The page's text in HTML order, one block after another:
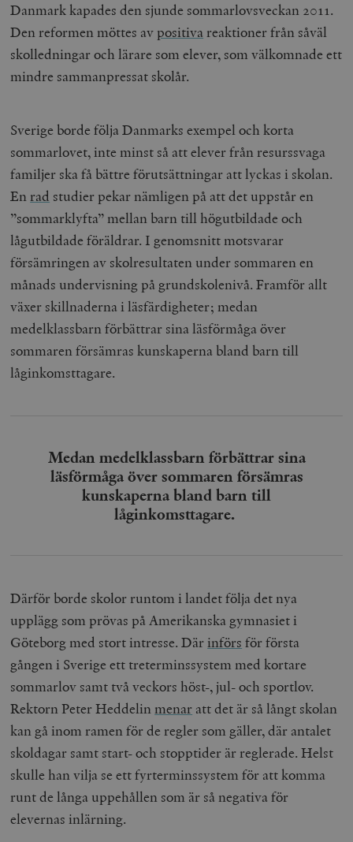
Danmark kapades den sjunde sommarlovsveckan 2011.
Den reformen möttes av positiva reaktioner från såväl
skolledningar och lärare som elever, som välkomnade ett
mindre sammanpressat skolår.
Sverige borde följa Danmarks exempel och korta
sommarlovet, inte minst så att elever från resurssvaga
familjer ska få bättre förutsättningar att lyckas i skolan.
Enrad studier pekar nämligen på att det uppstår en
”sommarklyfta” mellan barn till högutbildade och
lågutbildade föräldrar. I genomsnitt motsvarar
försämringen av skolresultaten under sommaren en
månads undervisning på grundskolenivå. Framför allt
växer skillnaderna i läsfärdigheter; medan
medelklassbarn förbättrar sina läsförmåga över
sommaren försämras kunskaperna bland barn till
låginkomsttagare.
Medan medelklassbarn förbättrar sina
läsförmåga över sommaren försämras
kunskaperna bland barn till
låginkomsttagare.
Därför borde skolor runtom i landet följa det nya
upplägg som prövas på Amerikanska gymnasiet i
Göteborg med stort intresse. Därinförs för första
gången i Sverige ett treterminssystem med kortare
sommarlov samt två veckors höst-, jul- och sportlov.
Rektorn Peter Heddelinmenar att det är så långt skolan
kan gå inom ramen för de regler som gäller, där antalet
skoldagar samt start- och stopptider är reglerade. Helst
skulle han vilja se ett fyrterminssystem för att komma
runt de långa uppehållen som är så negativa för
elevernas inlärning.